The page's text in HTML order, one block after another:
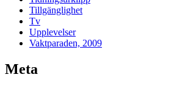
Tillgänglighet
Tv
Upplevelser
Vaktparaden, 2009
Meta